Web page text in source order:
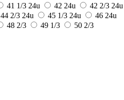
41 1/3 24u 42 24u 42 2/3 24u
44 2/3 24u 45 1/3 24u 46 24u
48 2/3 49 1/3
50 2/3